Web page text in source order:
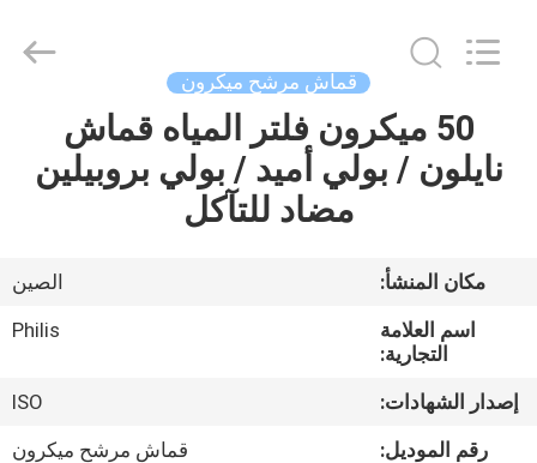
الصفحة
الرئيسية
معلومات
جولة
Technology
قماش مرشح ميكرون
50 ميكرون فلتر المياه قماش
نايلون / بولي أميد / بولي بروبيلين
مضاد للتآكل
مكان المنشأ:
الصين
اسم العلامة
التجارية:
Philis
إصدار الشهادات:
ISO
رقم الموديل:
قماش مرشح ميكرون